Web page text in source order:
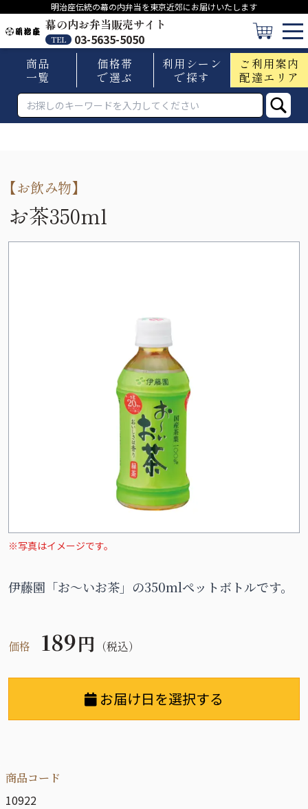
明治座伝統の幕の内弁当を東京近郊にお届けいたします
幕の内お弁当販売サイト
TEL
03-5635-5050
商品
一覧
価格帯
で選ぶ
利用シーン
で探す
ご利用案内
配達エリア
【お飲み物】
お茶350ml
※写真はイメージです。
伊藤園「お～いお茶」の350mlペットボトルです。
価格 189円 （税込）
お届け日を選択する
商品コード
10922